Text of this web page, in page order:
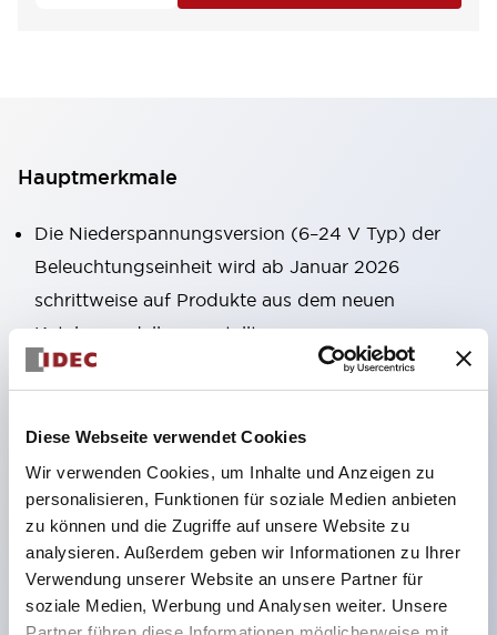
Diese Webseite verwendet Cookies
Wir verwenden Cookies, um Inhalte und Anzeigen zu
personalisieren, Funktionen für soziale Medien anbieten
zu können und die Zugriffe auf unsere Website zu
analysieren. Außerdem geben wir Informationen zu Ihrer
Verwendung unserer Website an unsere Partner für
soziale Medien, Werbung und Analysen weiter. Unsere
Hauptmerkmale
Die Niederspannungsversion (6–24 V Typ) der
Beleuchtungseinheit wird ab Januar 2026
schrittweise auf Produkte aus dem neuen
Katalogmodell umgestellt.
Ausgestattet mit HW-U-Kontaktblöcken, die eine
Schutzart IP20 bieten.
LED-Lampen für Hochspannungstypen sind jetzt
verfügbar, und die Nennbetriebsspannung des
Direkttyps kann bis zu 240 V betragen.
LED-Lampe (LSRD-Lampe), die mit nur einer
Lampe sechs Farben darstellen kann. Bisher waren